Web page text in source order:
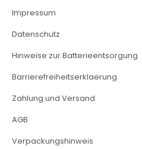
Impressum
Datenschutz
Hinweise zur Batterieentsorgung
Barrierefreiheitserklaerung
Zahlung und Versand
AGB
Verpackungshinweis